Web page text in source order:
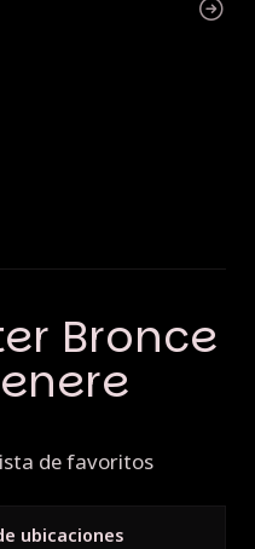
Bronce
de favoritos
ubicaciones